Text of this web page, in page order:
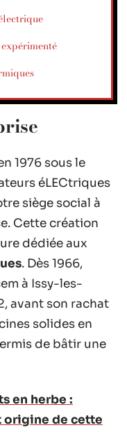
1976 sous le
éLECtriques
siège social à
Cette création
dédiée aux
. Dès 1966,
à Issy-les-
avant son rachat
solides en
de bâtir une
en herbe :
origine de cette